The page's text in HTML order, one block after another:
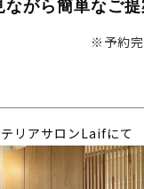
がら簡単なご
※予約完
リアサロンLaifにて